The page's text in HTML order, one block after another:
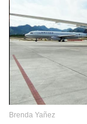
Brenda Yañez